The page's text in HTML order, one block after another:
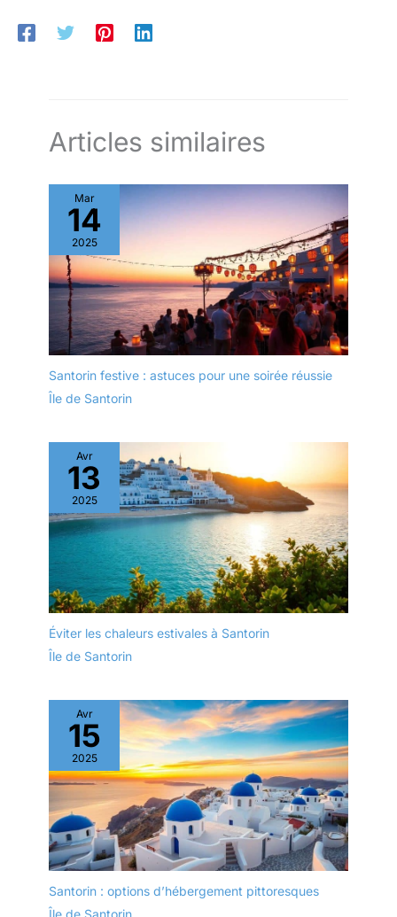
Articles similaires
Mar
14
2025
Santorin festive : astuces pour une soirée réussie
Île de Santorin
Avr
13
2025
Éviter les chaleurs estivales à Santorin
Île de Santorin
Avr
15
2025
Santorin : options d’hébergement pittoresques